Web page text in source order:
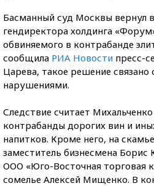
Басманный суд Москвы вернул
гендиректора холдинга
обвиняемого в контрабанде
сообщила РИА Новости пресс-
Царева, такое решение
нарушениями.
Следствие считает
контрабанды дорогих вин и
напитков. Кроме него, на
заместитель бизнесмена Борис
ООО «Юго-Восточная торговая
сомелье Алексей Мищенко. В